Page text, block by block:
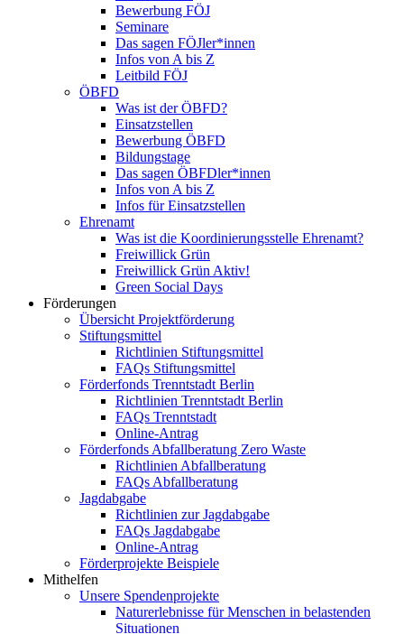
Bewerbung FÖJ
Seminare
Das sagen FÖJler*innen
Infos von A bis Z
Leitbild FÖJ
ÖBFD
Was ist der ÖBFD?
Einsatzstellen
Bewerbung ÖBFD
Bildungstage
Das sagen ÖBFDler*innen
Infos von A bis Z
Infos für Einsatzstellen
Ehrenamt
Was ist die Koordinierungsstelle Ehrenamt?
Freiwillick Grün
Freiwillick Grün Aktiv!
Green Social Days
Förderungen
Übersicht Projektförderung
Stiftungsmittel
Richtlinien Stiftungsmittel
FAQs Stiftungsmittel
Förderfonds Trenntstadt Berlin
Richtlinien Trenntstadt Berlin
FAQs Trenntstadt
Online-Antrag
Förderfonds Abfallberatung Zero Waste
Richtlinien Abfallberatung
FAQs Abfallberatung
Jagdabgabe
Richtlinien zur Jagdabgabe
FAQs Jagdabgabe
Online-Antrag
Förderprojekte Beispiele
Mithelfen
Unsere Spendenprojekte
Naturerlebnisse für Menschen in belastenden
Situationen